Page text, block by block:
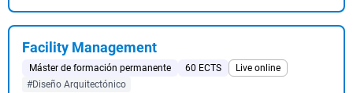
Facility Management
Máster de formación permanente 60 ECTS
Live online
#Diseño Arquitectónico